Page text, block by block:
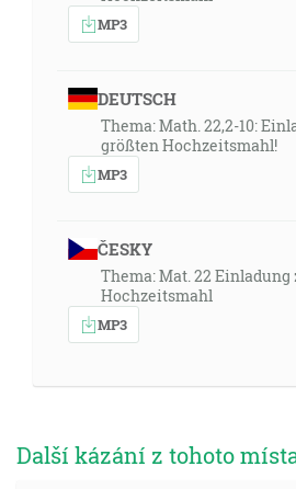
MP3
DEUTSCH
Thema: Math. 22,2-10:
größten Hochzeitsmahl!
MP3
ČESKY
Thema: Mat. 22
Hochzeitsmahl
MP3
Další kázání z tohoto